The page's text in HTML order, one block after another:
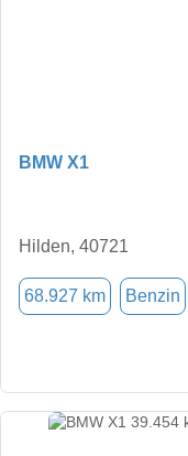
BMW X1
Hilden, 40721
68.927 km Benzin